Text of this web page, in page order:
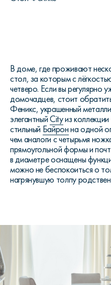
В доме, где проживают
стол, за которым с
четверо. Если вы регулярно
домочадцев, стоит
Феникс, украшенный
элегантныйCityиз
стильный Байронна одной
чем аналоги с четырьмя
прямоугольной формы и
в диаметре оснащены
можно не беспокоиться о
нагрянувшую толпу